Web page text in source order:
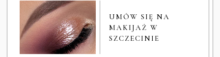
UMÓW SIĘ NA
MAKIJAŻ W
SZCZECINIE